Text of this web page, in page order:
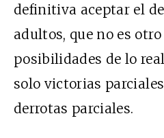
definitiva aceptar el
adultos, que no es
posibilidades de lo
solo victorias
derrotas parciales.